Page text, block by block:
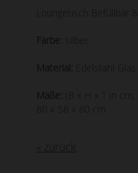
Loungetisch Befüllbar
Farbe:
Material: Edelstahl Glas
Maße:
(B x H x T in cm,
« zurück